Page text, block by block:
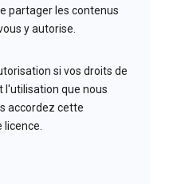
partager les contenus
y autorise.
si vos droits de
que nous
accordez cette
licence.